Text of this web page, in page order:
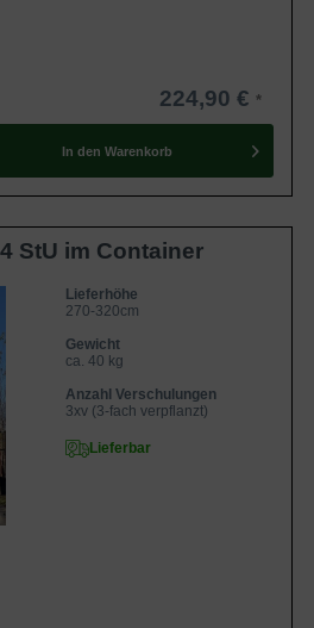
224,90 €
In den Warenkorb
StU im Container
Lieferhöhe
270-320cm
Gewicht
ca. 40 kg
Anzahl Verschulungen
3xv (3-fach verpflanzt)
Lieferbar